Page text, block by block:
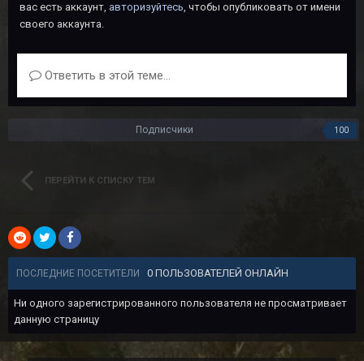
вас есть аккаунт, авторизуйтесь, чтобы опубликовать от имени
своего аккаунта.
Ответить в этой теме...
Подписчики 100
ПЕРЕЙТИ К СПИСКУ ТЕМ
ПОСЛЕДНИЕ ПОСЕТИТЕЛИ 0 ПОЛЬЗОВАТЕЛЕЙ ОНЛАЙН
Ни одного зарегистрированного пользователя не просматривает
данную страницу